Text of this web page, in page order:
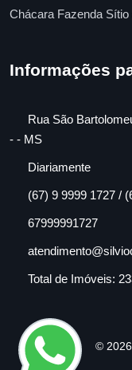
Chácara Fazenda Sítio
Informações
Rua São
- - MS
Diariamente
(67) 9 9999 1727 /
67999991727
Total de Imóveis:
©